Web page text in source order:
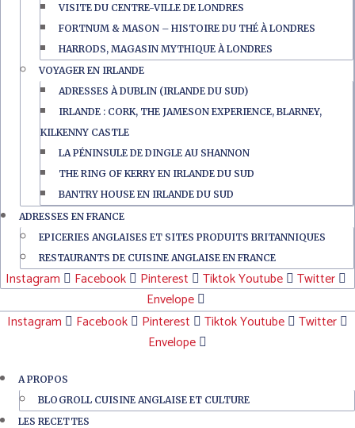
VISITE DU CENTRE-VILLE DE LONDRES
FORTNUM & MASON – HISTOIRE DU THÉ À LONDRES
HARRODS, MAGASIN MYTHIQUE À LONDRES
VOYAGER EN IRLANDE
ADRESSES À DUBLIN (IRLANDE DU SUD)
IRLANDE : CORK, THE JAMESON EXPERIENCE, BLARNEY,
KILKENNY CASTLE
LA PÉNINSULE DE DINGLE AU SHANNON
THE RING OF KERRY EN IRLANDE DU SUD
BANTRY HOUSE EN IRLANDE DU SUD
ADRESSES EN FRANCE
EPICERIES ANGLAISES ET SITES PRODUITS BRITANNIQUES
RESTAURANTS DE CUISINE ANGLAISE EN FRANCE
Instagram Facebook Pinterest TiktokYoutube
Twitter
Envelope
Instagram
Facebook Pinterest TiktokYoutube
Twitter
Envelope
A PROPOS
BLOGROLL CUISINE ANGLAISE ET CULTURE
LES RECETTES